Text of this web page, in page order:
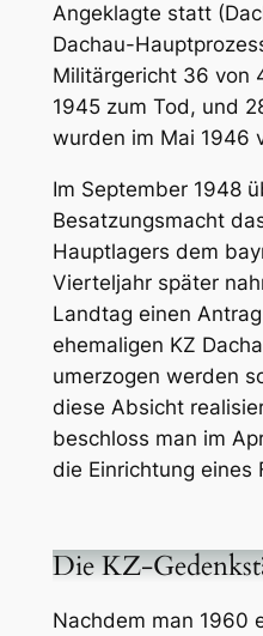
Angeklagte statt
Dachau-
Militärgericht 36 von
1945 zum Tod, und
wurden im Mai 1946
Im September 1948
Besatzungsmacht
Hauptlagers dem
Vierteljahr später
Landtag einen
ehemaligen KZ
umerzogen werden
diese Absicht
beschloss man im
die Einrichtung eines
Die KZ-
Nachdem man 1960